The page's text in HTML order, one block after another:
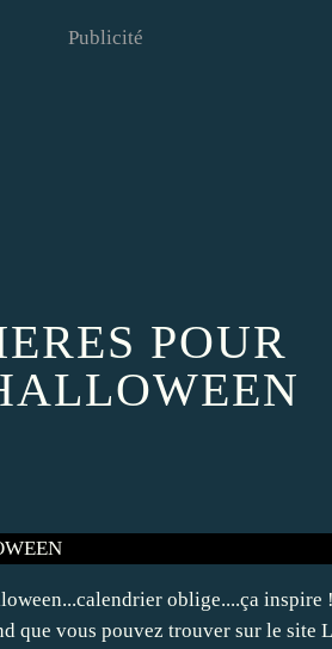
Publicité
POUR
oblige....ça inspire
que vous pouvez trouver sur le site